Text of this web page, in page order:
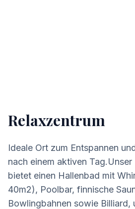
Relaxzentrum
Ideale Ort zum Entspannen
nach einem aktiven Tag.Unser
bietet einen Hallenbad mit
40m2), Poolbar, finnische
Bowlingbahnen sowie Billiard,